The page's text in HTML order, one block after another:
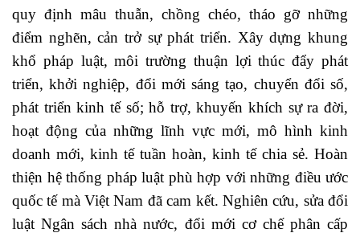
quy định mâu thuẫn, chồng chéo, tháo gỡ những
điểm nghẽn, cản trở sự phát triển. Xây dựng khung
khổ pháp luật, môi trường thuận lợi thúc đẩy phát
triển, khởi nghiệp, đổi mới sáng tạo, chuyển đổi số,
phát triển kinh tế số; hỗ trợ, khuyến khích sự ra đời,
hoạt động của những lĩnh vực mới, mô hình kinh
doanh mới, kinh tế tuần hoàn, kinh tế chia sẻ. Hoàn
thiện hệ thống pháp luật phù hợp với những điều ước
quốc tế mà Việt Nam đã cam kết. Nghiên cứu, sửa đổi
luật Ngân sách nhà nước, đổi mới cơ chế phân cấp